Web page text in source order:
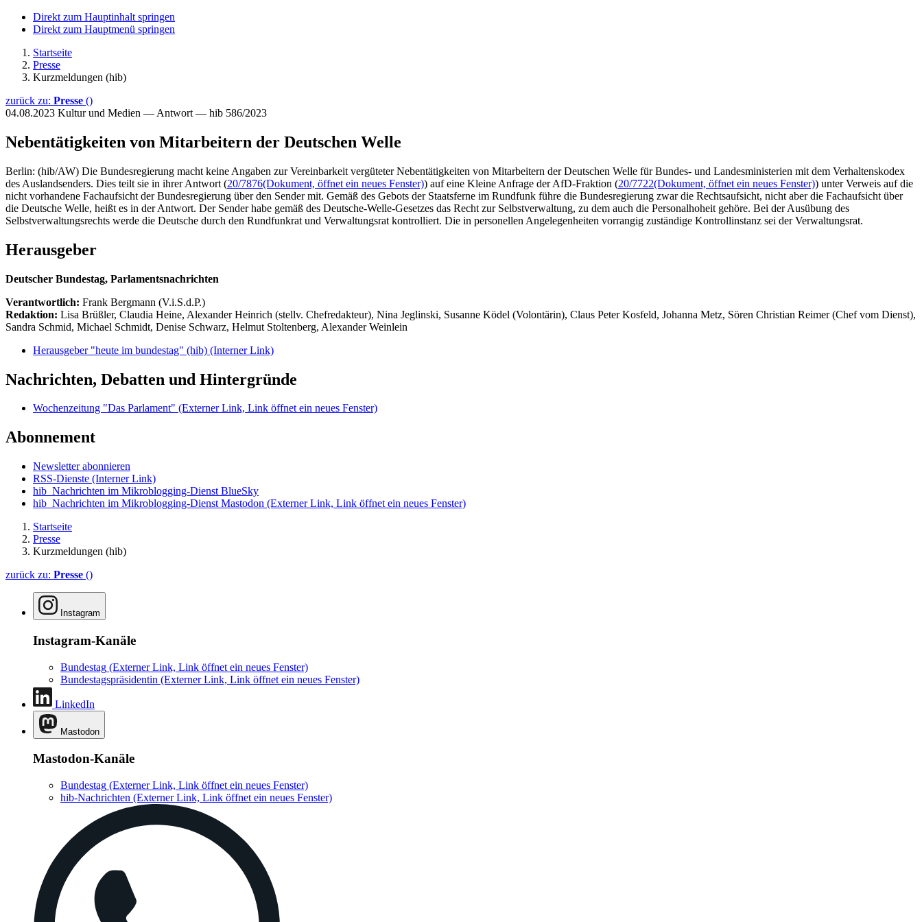
Direkt zum Hauptinhalt springen
Direkt zum Hauptmenü springen
Startseite
Presse
Kurzmeldungen (hib)
zurück zu: Presse ()
04.08.2023 Kultur und Medien — Antwort — hib 586/2023
Nebentätigkeiten von Mitarbeitern der Deutschen Welle
Berlin: (hib/AW) Die Bundesregierung macht keine Angaben zur Vereinbarkeit vergüteter Nebentätigkeiten von Mitarbeitern der Deutschen Welle für Bundes- und Landesministerien mit dem Verhaltenskodex
des Auslandsenders. Dies teilt sie in ihrer Antwort (20/7876(Dokument, öffnet ein neues Fenster)) auf eine Kleine Anfrage der AfD-Fraktion (20/7722(Dokument, öffnet ein neues Fenster)) unter Verweis auf die
nicht vorhandene Fachaufsicht der Bundesregierung über den Sender mit. Gemäß des Gebots der Staatsferne im Rundfunk führe die Bundesregierung zwar die Rechtsaufsicht, nicht aber die Fachaufsicht über
die Deutsche Welle, heißt es in der Antwort. Der Sender habe gemäß des Deutsche-Welle-Gesetzes das Recht zur Selbstverwaltung, zu dem auch die Personalhoheit gehöre. Bei der Ausübung des
Selbstverwaltungsrechts werde die Deutsche durch den Rundfunkrat und Verwaltungsrat kontrolliert. Die in personellen Angelegenheiten vorrangig zuständige Kontrollinstanz sei der Verwaltungsrat.
Herausgeber
Deutscher Bundestag, Parlamentsnachrichten
Verantwortlich: Frank Bergmann (V.i.S.d.P.)
Redaktion: Lisa Brüßler, Claudia Heine, Alexander Heinrich (stellv. Chefredakteur), Nina Jeglinski, Susanne Ködel (Volontärin), Claus Peter Kosfeld, Johanna Metz, Sören Christian Reimer (Chef vom Dienst),
Sandra Schmid, Michael Schmidt, Denise Schwarz, Helmut Stoltenberg, Alexander Weinlein
Herausgeber "heute im bundestag" (hib) (Interner Link)
Nachrichten, Debatten und Hintergründe
Wochenzeitung "Das Parlament" (Externer Link, Link öffnet ein neues Fenster)
Abonnement
Newsletter abonnieren
RSS-Dienste (Interner Link)
hib_Nachrichten im Mikroblogging-Dienst BlueSky
hib_Nachrichten im Mikroblogging-Dienst Mastodon (Externer Link, Link öffnet ein neues Fenster)
Startseite
Presse
Kurzmeldungen (hib)
zurück zu: Presse ()
Instagram
Instagram-Kanäle
Bundestag (Externer Link, Link öffnet ein neues Fenster)
Bundestagspräsidentin (Externer Link, Link öffnet ein neues Fenster)
LinkedIn
Mastodon
Mastodon-Kanäle
Bundestag (Externer Link, Link öffnet ein neues Fenster)
hib-Nachrichten (Externer Link, Link öffnet ein neues Fenster)